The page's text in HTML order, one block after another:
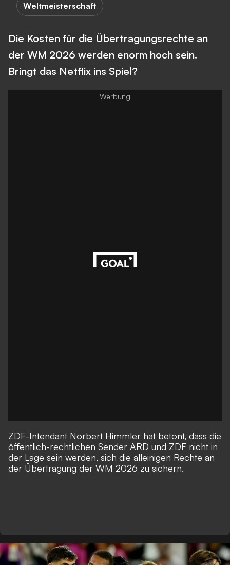
Weltmeisterschaft
Die Kosten für die Übertragungsrechte an
der WM 2026 werden enorm hoch sein.
Bringt das Netflix ins Spiel?
ZDF-Intendant Norbert Himmler hat betont, dass die
öffentlich-rechtlichen Sender ARD und ZDF nicht in
der Lage sein werden, sich die alleinigen Rechte an
der Übertragung der WM 2026 zu sichern.